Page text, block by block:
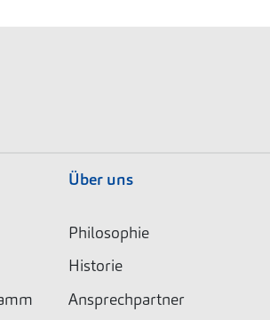
Über uns
Philosophie
Historie
Ansprechpartner